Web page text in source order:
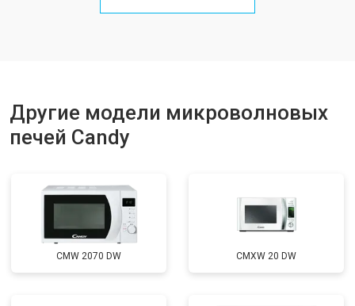
Замена лампочки от 2400 ₽
Другие модели микроволновых
печей Candy
CMW 2070 DW CMXW 20 DW